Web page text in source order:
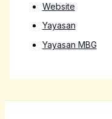
Website
Yayasan
Yayasan MBG